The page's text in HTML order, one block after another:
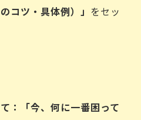
コツ・具体例）」 をセッ
：「今、何に一番困って